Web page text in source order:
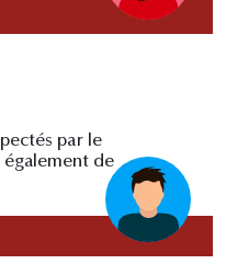
par le
également de